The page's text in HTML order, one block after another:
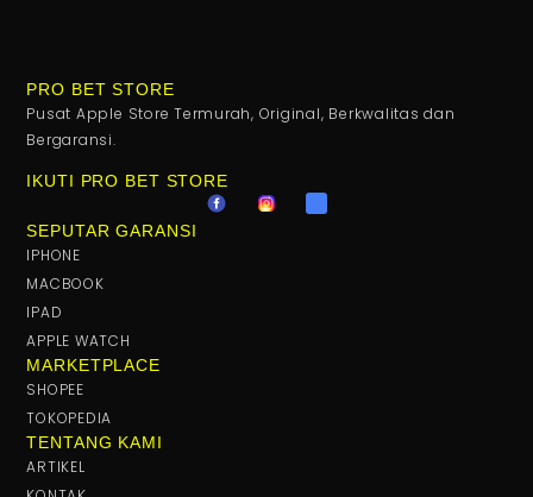
PRO BET STORE
Pusat Apple Store Termurah, Original, Berkwalitas dan
Bergaransi.
IKUTI PRO BET STORE
SEPUTAR GARANSI
IPHONE
MACBOOK
IPAD
APPLE WATCH
MARKETPLACE
SHOPEE
TOKOPEDIA
TENTANG KAMI
ARTIKEL